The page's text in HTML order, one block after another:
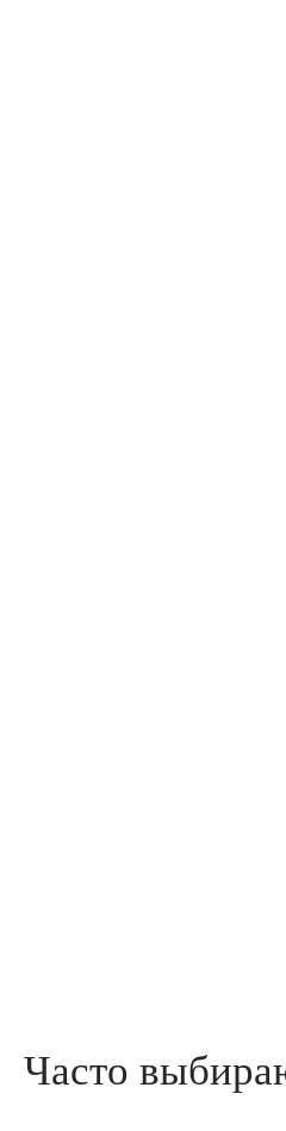
Часто